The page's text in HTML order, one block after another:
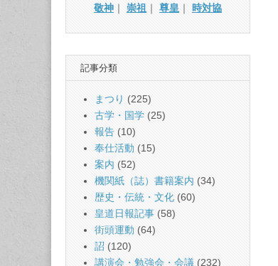
敬神 ｜ 崇祖 ｜ 尊皇 ｜ 時対協
記事分類
まつり (225)
古学・国学 (25)
報告 (10)
奉仕活動 (15)
案内 (52)
機関紙（誌）書籍案内 (34)
歴史・伝統・文化 (60)
皇道日報記事 (58)
街頭運動 (64)
詔 (120)
講演会・勉強会・会議 (232)